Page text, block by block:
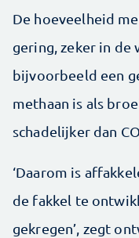
De hoeveelheid
gering, zeker in de
bijvoorbeeld een
methaan is als
schadelijker dan CO
‘Daarom is
de fakkel te
gekregen’, zegt